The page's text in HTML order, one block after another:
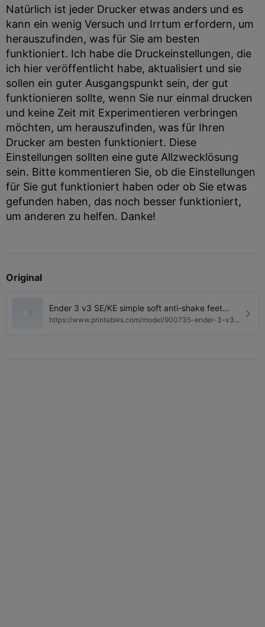
Natürlich ist jeder Drucker etwas anders und es
kann ein wenig Versuch und Irrtum erfordern, um
herauszufinden, was für Sie am besten
funktioniert. Ich habe die Druckeinstellungen, die
ich hier veröffentlicht habe, aktualisiert und sie
sollen ein guter Ausgangspunkt sein, der gut
funktionieren sollte, wenn Sie nur einmal drucken
und keine Zeit mit Experimentieren verbringen
möchten, um herauszufinden, was für Ihren
Drucker am besten funktioniert. Diese
Einstellungen sollten eine gute Allzwecklösung
sein. Bitte kommentieren Sie, ob die Einstellungen
für Sie gut funktioniert haben oder ob Sie etwas
gefunden haben, das noch besser funktioniert,
um anderen zu helfen. Danke!
Original
Ender 3 v3 SE/KE simple soft anti-shake feet
(TPU) by Jack_R1 | Download free STL model |
https://www.printables.com/model/900735-ender-3-v3-